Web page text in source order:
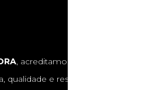
, acreditamos que cada
qualidade e respeito às